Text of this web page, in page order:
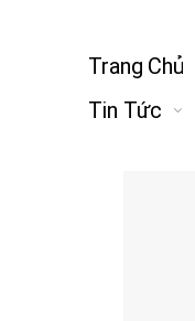
Trang Chủ
Tin Tức